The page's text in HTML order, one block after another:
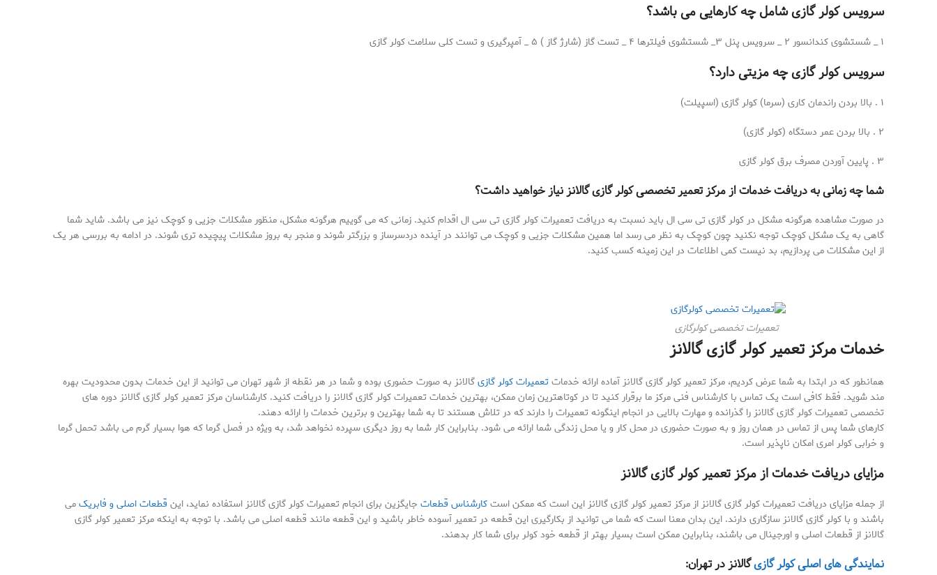
سرویس کولر گازی شامل چه کارهایی می باشد؟
۱ _ شستشوی کندانسور ۲ _ سرویس پنل ۳_ شستشوی فیلترها ۴ _ تست گاز (شارژ گاز ) ۵ _ آمپرگیری و تست کلی سلامت کولر گازی
سرویس کولر گازی چه مزیتی دارد؟
۱ . بالا بردن راندمان کاری (سرما) کولر گازی (اسپیلت)
۲ . بالا بردن عمر دستگاه (کولر گازی)
۳ . پایین آوردن مصرف برق کولر گازی
شما چه زمانی به دریافت خدمات از مرکز تعمیر تخصصی کولر گازی گالانز نیاز خواهید داشت؟
در صورت مشاهده هرگونه مشکل در کولر گازی تی سی ال باید نسبت به دریافت تعمیرات کولر گازی تی سی ال اقدام کنید. زمانی که می گوییم هرگونه مشکل، منظور مشکلات جزیی و کوچک نیز می باشد. شاید شما
گاهی به یک مشکل کوچک توجه نکنید چون کوچک به نظر می رسد اما همین مشکلات جزیی و کوچک می توانند در آینده دردسرساز و بزرگتر شوند و منجر به بروز مشکلات پیچیده تری شوند. در ادامه به بررسی هر یک
از این مشکلات می پردازیم، بد نیست کمی اطلاعات در این زمینه کسب کنید.
تعمیرات تخصصی کولرگازی
خدمات مرکز تعمیر کولر گازی گالانز
همانطور که در ابتدا به شما عرض کردیم، مرکز تعمیر کولر گازی گالانز آماده ارائه خدماتتعمیرات کولر گازیگالانز به صورت حضوری بوده و شما در هر نقطه از شهر تهران می توانید از این خدمات بدون محدودیت بهره
مند شوید. فقط کافی است یک تماس با کارشناس فنی مرکز ما برقرار کنید تا در کوتاهترین زمان ممکن، بهترین خدمات تعمیرات کولر گازی گالانز را دریافت کنید. کارشناسان مرکز تعمیر کولر گازی گالانز دوره های
تخصصی تعمیرات کولر گازی گالانز را گذرانده و مهارت بالایی در انجام اینگونه تعمیرات را دارند که در تلاش هستند تا به شما بهترین و برترین خدمات را ارائه دهند.
کارهای شما پس از تماس در همان روز و به صورت حضوری در محل کار و یا محل زندگی شما ارائه می شود. بنابراین کار شما به روز دیگری سپرده نخواهد شد، به ویژه در فصل گرما که هوا بسیار گرم می باشد تحمل گرما
و خرابی کولر امری امکان ناپذیر است.
مزایای دریافت خدمات از مرکز تعمیر کولر گازی گالانز
از جمله مزایای دریافت تعمیرات کولر گازی گالانز از مرکز تعمیر کولر گازی گالانز این است که ممکن استکارشناس قطعات جایگزین برای انجام تعمیرات کولر گازی گالانز استفاده نماید، این قطعات اصلی و فابریکمی
باشند و با کولر گازی گالانز سازگاری دارند. این بدان معنا است که شما می توانید از بکارگیری این قطعه در تعمیر آسوده خاطر باشید و این قطعه مانند قطعه اصلی می باشد. با توجه به اینکه مرکز تعمیر کولر گازی
گالانز از قطعات اصلی و اورجینال می باشند، بنابراین ممکن است بسیار بهتر از قطعه خود کولر برای شما کار بدهند.
نمایندگی های اصلی کولر گازیگالانز در تهران: